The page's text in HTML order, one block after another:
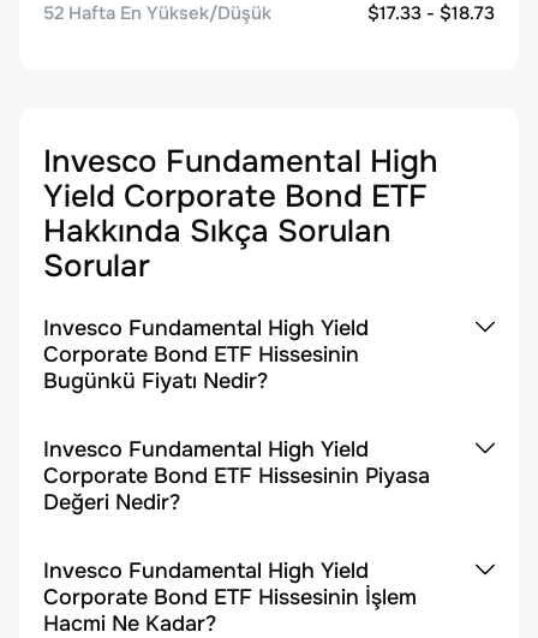
52 Hafta En Yüksek/Düşük
$17.33 - $18.73
Invesco Fundamental High
Yield Corporate Bond ETF
Hakkında Sıkça Sorulan
Sorular
Invesco Fundamental High Yield
Corporate Bond ETF Hissesinin
Bugünkü Fiyatı Nedir?
Invesco Fundamental High Yield
Corporate Bond ETF Hissesinin Piyasa
Değeri Nedir?
Invesco Fundamental High Yield
Corporate Bond ETF Hissesinin İşlem
Hacmi Ne Kadar?